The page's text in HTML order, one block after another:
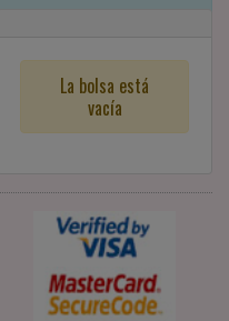
La bolsa está
vacía